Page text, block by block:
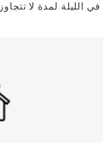
في الليلة لمدة لا تتجاوز